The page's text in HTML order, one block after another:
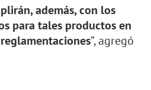
además, con los
para tales productos en
”, agregó